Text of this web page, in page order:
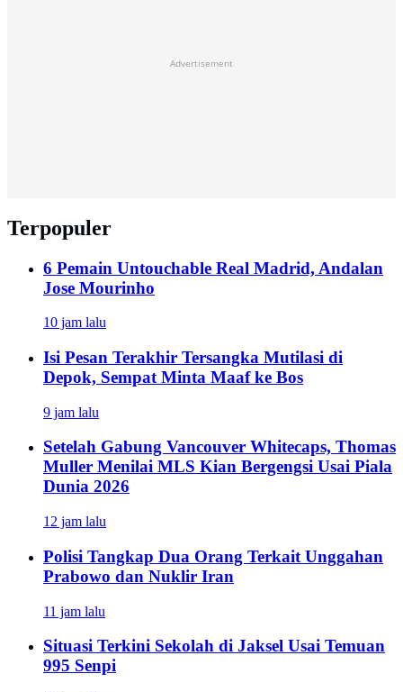
Advertisement
Terpopuler
6 Pemain Untouchable Real Madrid, Andalan
Jose Mourinho
10 jam lalu
Isi Pesan Terakhir Tersangka Mutilasi di
Depok, Sempat Minta Maaf ke Bos
9 jam lalu
Setelah Gabung Vancouver Whitecaps, Thomas
Muller Menilai MLS Kian Bergengsi Usai Piala
Dunia 2026
12 jam lalu
Polisi Tangkap Dua Orang Terkait Unggahan
Prabowo dan Nuklir Iran
11 jam lalu
Situasi Terkini Sekolah di Jaksel Usai Temuan
995 Senpi